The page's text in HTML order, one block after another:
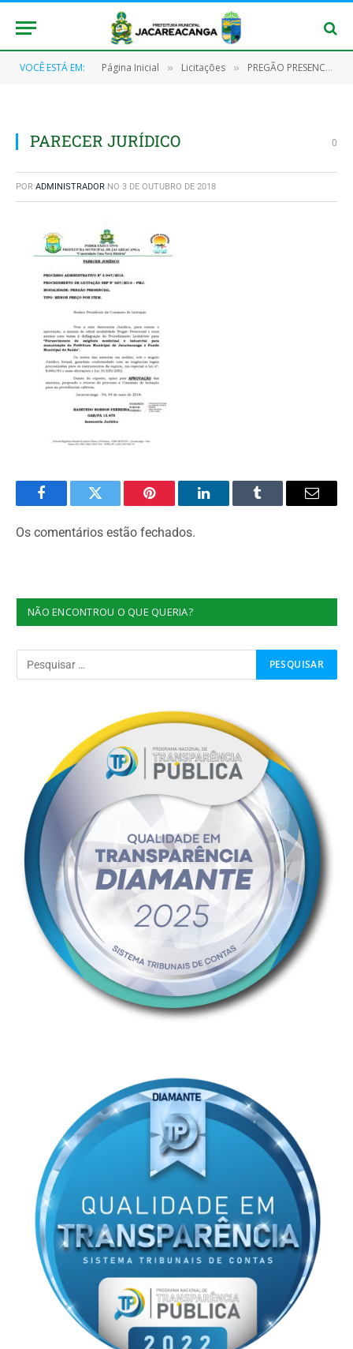
VOCÊ ESTÁ EM: Página Inicial » Licitações » PREGÃO PRESENCIAL Nº 027/2018 – MPJ
PARECER JURÍDICO 0
POR ADMINISTRADOR NO 3 DE OUTUBRO DE 2018
FacebookTwitter Pinterest O
Tumblr
E-
Os comentários estão fechados.
NÃO ENCONTROU O QUE QUERIA?